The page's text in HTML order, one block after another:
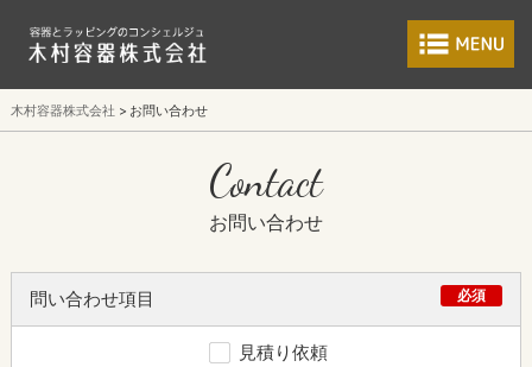
食品包装容器と
木村容器株式会社 お問い合わせ
Contact
お問い合わせ
問い合わせ項目 必須
見積り依頼